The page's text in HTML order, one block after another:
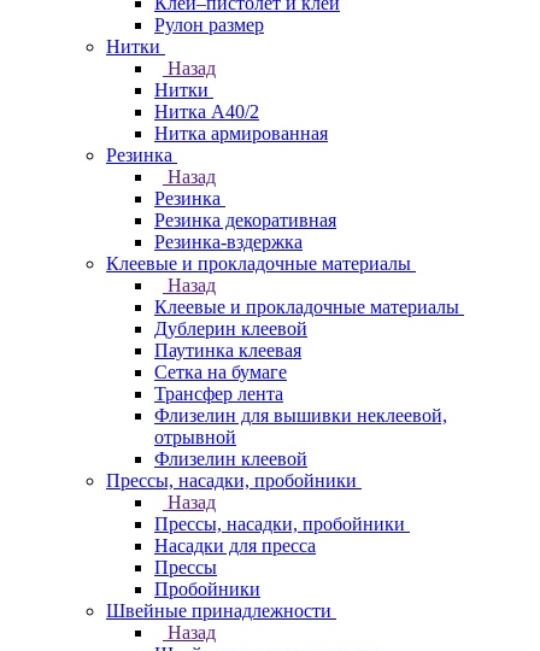
Рулон размер
Нитки
Назад
Нитки
Нитка А40/2
Нитка армированная
Резинка
Назад
Резинка
Резинка декоративная
Резинка-вздержка
Клеевые и прокладочные материалы
Назад
Клеевые и прокладочные материалы
Дублерин клеевой
Паутинка клеевая
Сетка на бумаге
Трансфер лента
Флизелин для вышивки неклеевой,
отрывной
Флизелин клеевой
Прессы, насадки, пробойники
Назад
Прессы, насадки, пробойники
Насадки для пресса
Прессы
Пробойники
Швейные принадлежности
Назад